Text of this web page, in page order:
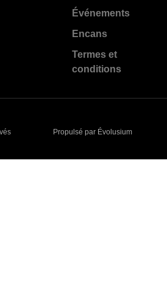
Événements
Encans
Termes et
conditions
Propulsé par Évolusium